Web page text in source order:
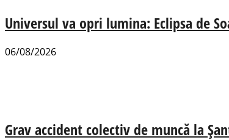
Universul va opri lumina: Eclipsa de
06/08/2026
Grav accident colectiv de muncă la